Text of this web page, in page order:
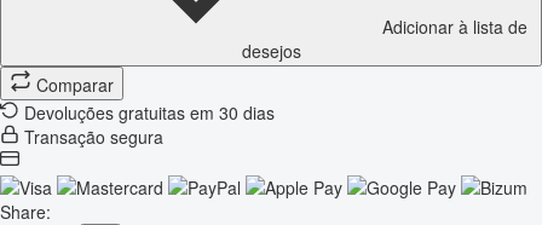
Adicionar à lista de
desejos
Comparar
Devoluções gratuitas em 30 dias
Transação segura
Share: